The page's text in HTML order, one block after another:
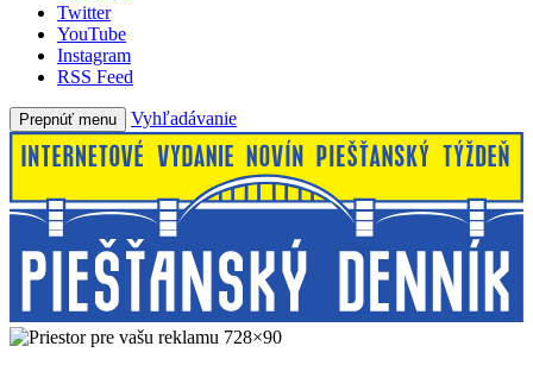
Twitter
YouTube
Instagram
RSS Feed
Prepnúť menu Vyhľadávanie